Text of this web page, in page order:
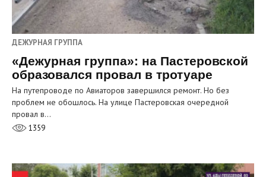
ДЕЖУРНАЯ ГРУППА
«Дежурная группа»: на Пастеровской
образовался провал в тротуаре
На путепроводе по Авиаторов завершился ремонт. Но без
проблем не обошлось. На улице Пастеровская очередной
провал в…
1359